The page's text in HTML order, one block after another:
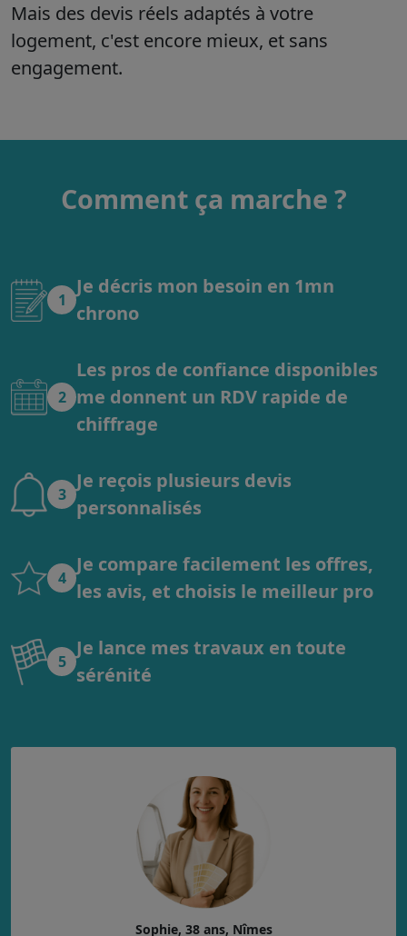
Mais des devis réels adaptés à votre
logement, c'est encore mieux, et sans
engagement.
Comment ça marche ?
1
Je décris mon besoin en 1mn
chrono
2
Les pros de confiance disponibles
me donnent un RDV rapide de
chiffrage
3
Je reçois plusieurs devis
personnalisés
4
Je compare facilement les offres,
les avis, et choisis le meilleur pro
5
Je lance mes travaux en toute
sérénité
Sophie, 38 ans, Nîmes